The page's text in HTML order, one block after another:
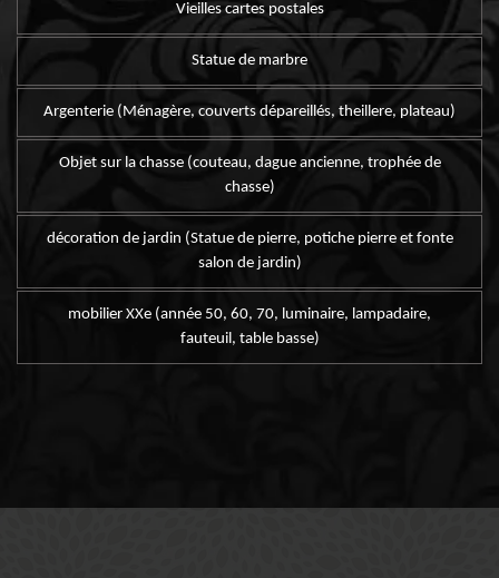
Vieilles cartes postales
Statue de marbre
Argenterie (Ménagère, couverts dépareillés, theillere, plateau)
Objet sur la chasse (couteau, dague ancienne, trophée de
chasse)
décoration de jardin (Statue de pierre, potiche pierre et fonte
salon de jardin)
mobilier XXe (année 50, 60, 70, luminaire, lampadaire,
fauteuil, table basse)